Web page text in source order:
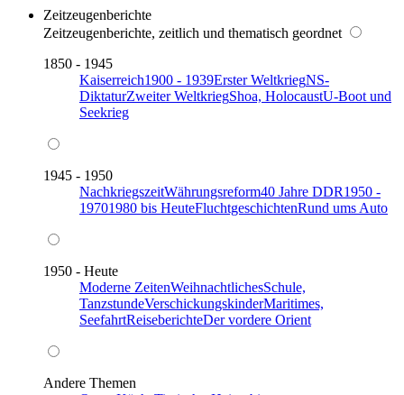
Zeitzeugenberichte
Zeitzeugenberichte, zeitlich und thematisch geordnet
1850 - 1945
Kaiserreich1900 - 1939Erster WeltkriegNS-
DiktaturZweiter WeltkriegShoa, HolocaustU-Boot und
Seekrieg
1945 - 1950
NachkriegszeitWährungsreform40 Jahre DDR1950 -
19701980 bis HeuteFluchtgeschichtenRund ums Auto
1950 - Heute
Moderne ZeitenWeihnachtlichesSchule,
TanzstundeVerschickungskinderMaritimes,
SeefahrtReiseberichteDer vordere Orient
Andere Themen